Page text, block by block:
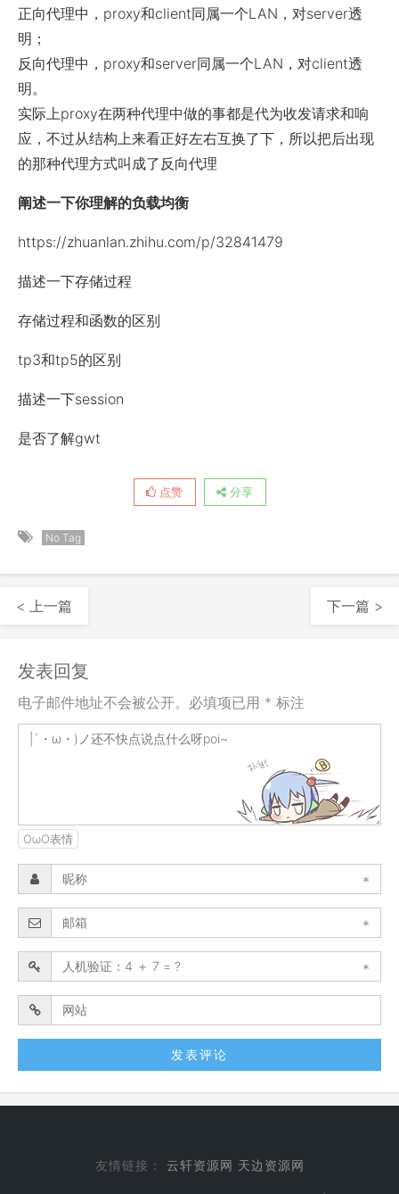
正向代理中，proxy和client同属一个LAN，对server透
明；
反向代理中，proxy和server同属一个LAN，对client透
明。
实际上proxy在两种代理中做的事都是代为收发请求和响
应，不过从结构上来看正好左右互换了下，所以把后出现
的那种代理方式叫成了反向代理
阐述一下你理解的负载均衡
https://zhuanlan.zhihu.com/p/32841479
描述一下存储过程
存储过程和函数的区别
tp3和tp5的区别
描述一下session
是否了解gwt
点赞 分享
No Tag
< 上一篇 下一篇 >
发表回复
电子邮件地址不会被公开。必填项已用 * 标注
OωO表情
*
*
*
友情链接： 云轩资源网 天边资源网